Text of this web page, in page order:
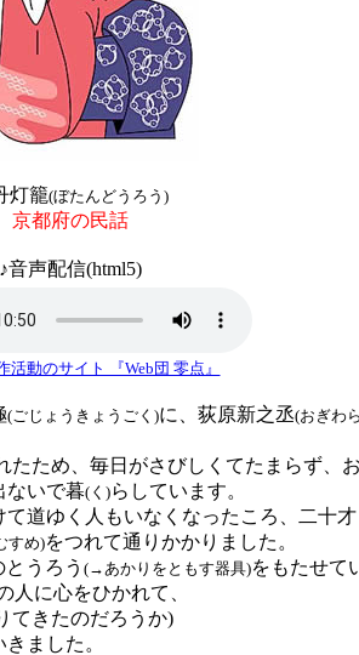
灯籠(ぼたんどうろう)
京都府の民話
♪音声配信(html5)
活動のサイト 『Web団 零点』
(ごじょうきょうごく)に、荻原新之丞(おぎわ
たため、毎日がさびしくてたまらず、
ないで暮(く)らしています。
道ゆく人もいなくなったころ、二十
すめ)をつれて通りかかりました。
うろう (→あかりをともす器具)をもたせて
人に心をひかれて、
てきたのだろうか)
ました。